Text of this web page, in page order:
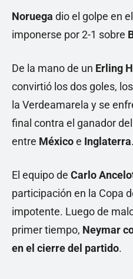
Noruega dio el golpe en el
imponerse por 2-1 sobre
De la mano de un Erling
convirtió los dos goles,
la Verdeamarela y se
final contra el ganador
entre Méxicoe Inglaterra.
El equipo de Carlo
participación en la Copa
impotente. Luego de
primer tiempo, Neymar
en el cierre del partido.